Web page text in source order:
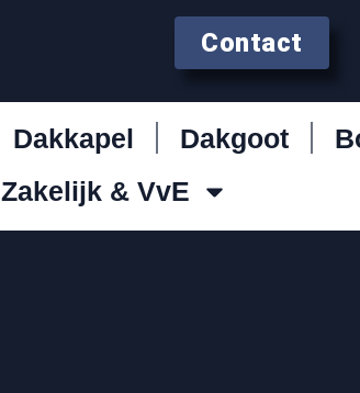
Contact
Dakkapel Dakgoot
Zakelijk & VvE